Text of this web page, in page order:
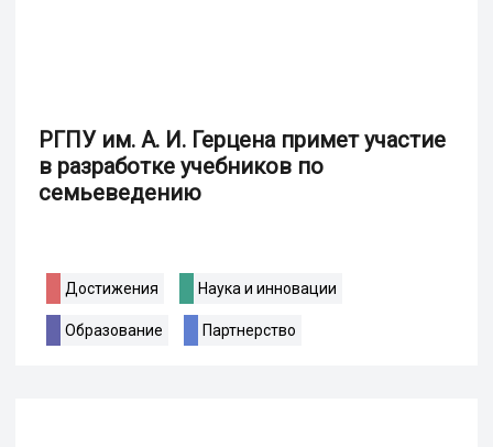
РГПУ им. А. И. Герцена примет участие
в разработке учебников по
семьеведению
Достижения Наука и инновации
Образование Партнерство